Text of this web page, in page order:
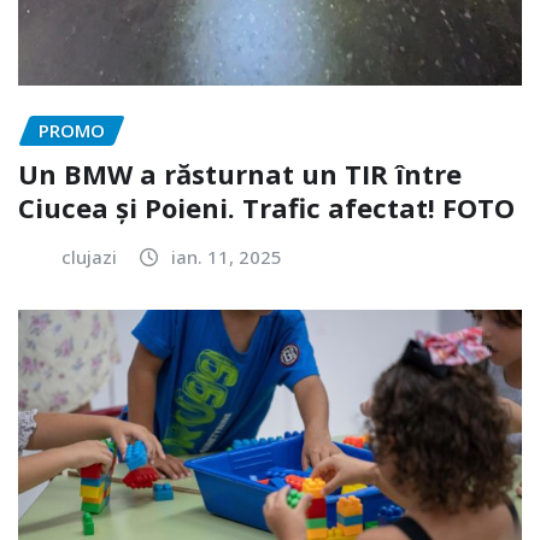
PROMO
Un BMW a răsturnat un TIR între
Ciucea și Poieni. Trafic afectat! FOTO
clujazi ian. 11, 2025